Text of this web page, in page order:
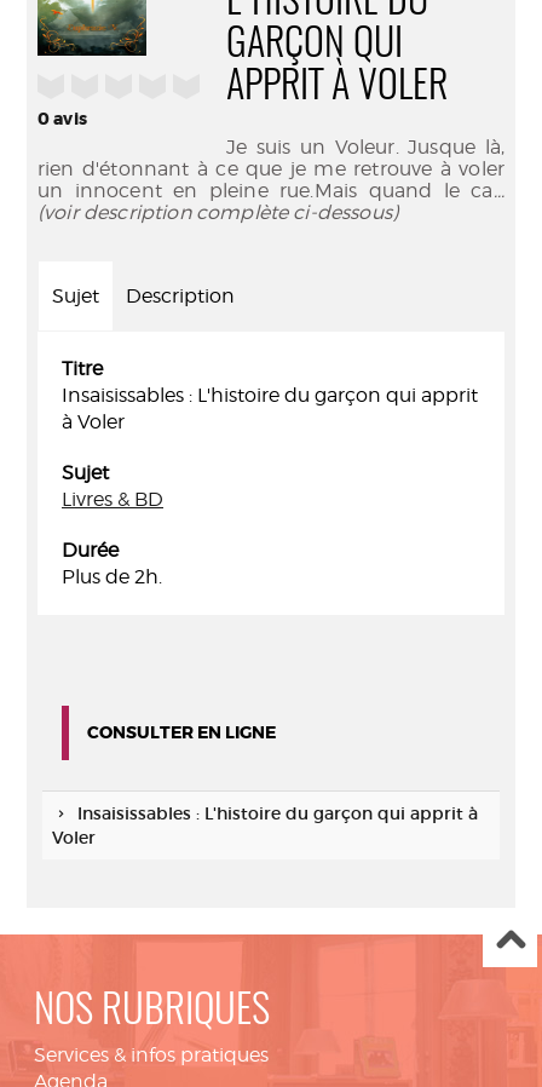
0avis
GARÇON QUI
APPRIT À VOLER
Je suis un Voleur. Jusque là,
rien d'étonnant à ce que je me retrouve à voler
un innocent en pleine rue.Mais quand le ca...
(voir description complète ci-dessous)
Sujet Description
Titre
Insaisissables : L'histoire du garçon qui apprit
à Voler
Sujet
Livres & BD
Durée
Plus de 2h.
CONSULTER EN LIGNE
Insaisissables : L'histoire du garçon qui apprit à
Voler
NOS RUBRIQUES
Services & infos pratiques
Agenda